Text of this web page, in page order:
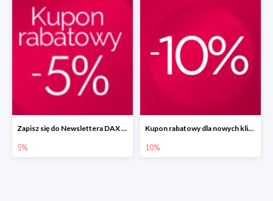
Zapisz się do Newslettera DAX Cosmetics i zyskaj 5% rabatu
5%
Kupon rabatowy dla nowych klientów -10% w DAX
10%